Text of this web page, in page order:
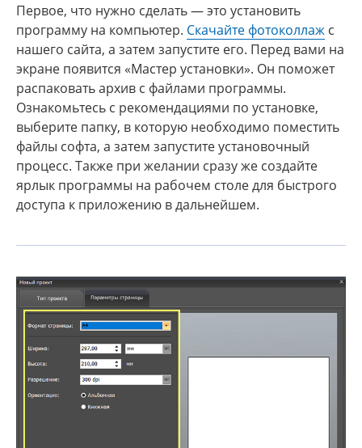
Первое, что нужно сделать — это установить
программу на компьютер. Скачайте фотоколлаж с
нашего сайта, а затем запустите его. Перед вами на
экране появится «Мастер установки». Он поможет
распаковать архив с файлами программы.
Ознакомьтесь с рекомендациями по установке,
выберите папку, в которую необходимо поместить
файлы софта, а затем запустите установочный
процесс. Также при желании сразу же создайте
ярлык программы на рабочем столе для быстрого
доступа к приложению в дальнейшем.